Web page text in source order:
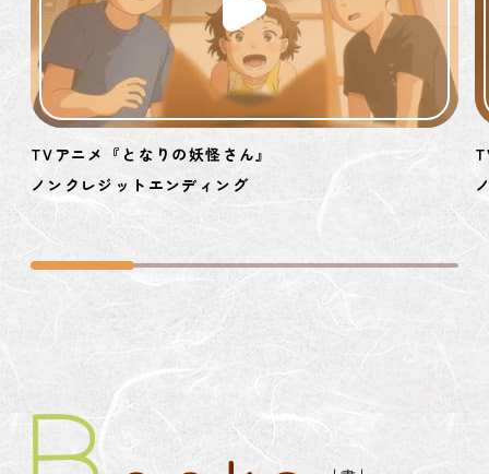
TVアニメ『となりの妖怪さん』
ノンクレジットエンディング